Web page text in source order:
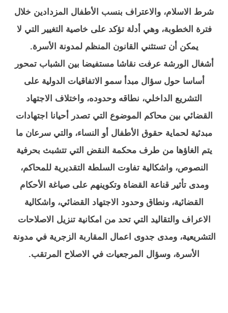
شرط الاسلام، والاعتراف بنسب الأطفال المزدادين خلال
فترة الخطوبة، وهي أدلة تؤكد على خاصية التغيير التي لا
يمكن أن تستثني القانون المنظم لمدونة الأسرة.
أشغال الورشة عرفت نقاشا مستفيضا بين الشباب تمحور
أساسا حول سؤال مبدأ سمو الاتفاقيات الدولية على
التشريع الداخلي، نطاقه وحدوده، واختلاف الاجتهاد
القضائي بين محاكم الموضوع التي تصدر أحيانا اجتهادات
مبدئية لحماية حقوق الأطفال أو النساء، والتي سرعان ما
يتم الغاؤها من طرف محكمة النقض التي تتشبث بحرفية
النصوص، واشكالية تفاوت السلطة التقديرية للمحاكم،
ومدى تأثير قناعة القضاة وتكوينهم على صياغة الأحكام
القضائية، ونطاق وحدود الاجتهاد القضائي، واشكالية
الاعراف والتقاليد التي تحد من امكانية تنزيل الاصلاحات
التشريعية، ومدى جدوى اعمال المقاربة الزجرية في مدونة
الأسرة، وسؤال المرجعيات في الاصلاح المرتقب.